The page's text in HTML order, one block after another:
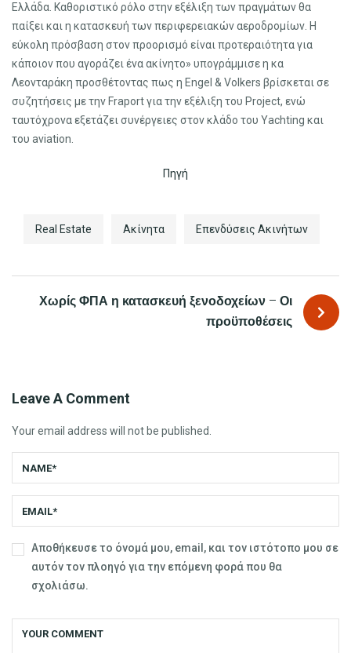
Ελλάδα. Καθοριστικό ρόλο στην εξέλιξη των πραγμάτων θα
παίξει και η κατασκευή των περιφερειακών αεροδρομίων. Η
εύκολη πρόσβαση στον προορισμό είναι προτεραιότητα για
κάποιον που αγοράζει ένα ακίνητο» υπογράμμισε η κα
Λεονταράκη προσθέτοντας πως η Engel & Volkers βρίσκεται σε
συζητήσεις με την Fraport για την εξέλιξη του Project, ενώ
ταυτόχρονα εξετάζει συνέργειες στον κλάδο του Yachting και
του aviation.
Πηγή
Real Estate Ακίνητα Επενδύσεις Ακινήτων
Χωρίς ΦΠΑ η κατασκευή ξενοδοχείων – Οι
προϋποθέσεις
Leave A Comment
Your email address will not be published.
Αποθήκευσε το όνομά μου, email, και τον ιστότοπο μου σε
αυτόν τον πλοηγό για την επόμενη φορά που θα
σχολιάσω.